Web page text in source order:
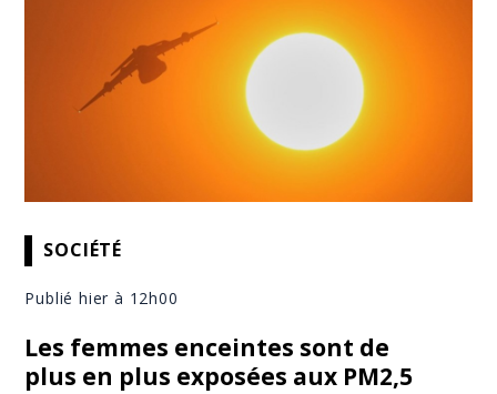
SOCIÉTÉ
Publié hier à 12h00
Les femmes enceintes sont de
plus en plus exposées aux PM2,5